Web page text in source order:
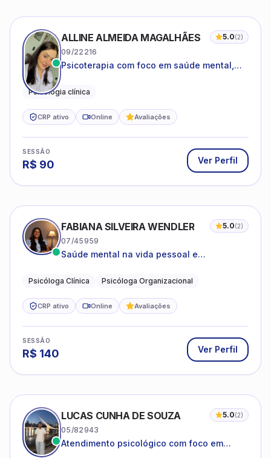
ALLINE ALMEIDA MAGALHÃES 5.0(2)
09/22216
Psicoterapia com foco em saúde mental,
adolescentes e adultos.
Psicologia clínica
CRP ativo Online Avaliações
SESSÃO
R$ 90 Ver Perfil
FABIANA SILVEIRA WENDLER 5.0(2)
07/45959
Saúde mental na vida pessoal e
Psicóloga Clínica Psicóloga Organizacional
CRP ativo Online Avaliações
SESSÃO
R$ 140 Ver Perfil
LUCAS CUNHA DE SOUZA 5.0(2)
05/82943
Atendimento psicológico com foco em